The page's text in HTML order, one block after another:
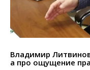
Владимир
а про ощущение